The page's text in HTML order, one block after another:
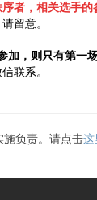
者，相关选手的
留意。
，则只有第一
联系。
负责。请点击这